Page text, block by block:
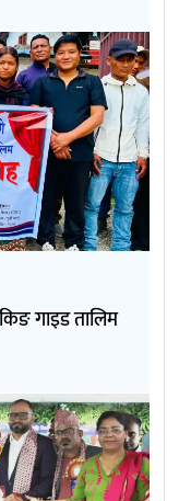
गाइड तालिम